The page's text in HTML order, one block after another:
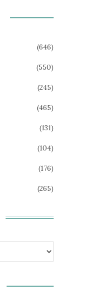
(646)
(550)
(245)
(465)
(131)
(104)
(176)
(265)